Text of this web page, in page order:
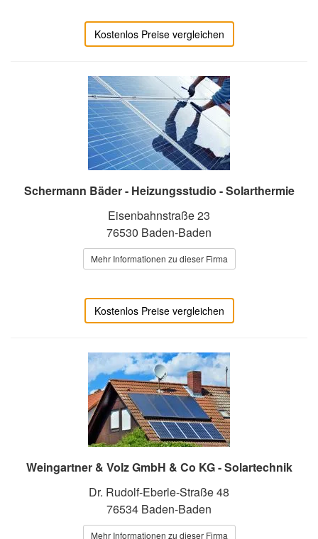
Kostenlos Preise vergleichen
Schermann Bäder - Heizungsstudio - Solarthermie
Eisenbahnstraße 23
76530 Baden-Baden
Mehr Informationen zu dieser Firma
Kostenlos Preise vergleichen
Weingartner & Volz GmbH & Co KG - Solartechnik
Dr. Rudolf-Eberle-Straße 48
76534 Baden-Baden
Mehr Informationen zu dieser Firma